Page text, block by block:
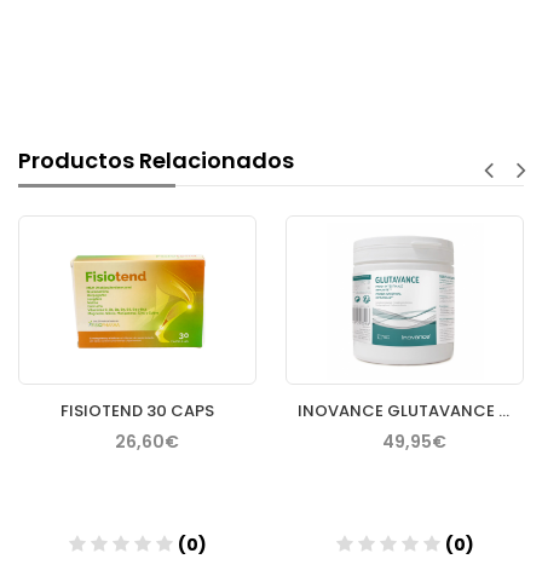
Productos Relacionados
FISIOTEND 30 CAPS
26,60€
(0)
INOVANCE GLUTAVANCE 400GR
49,95€
(0)